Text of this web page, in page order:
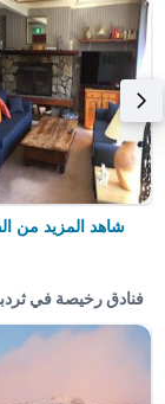
شاهد المزيد من
فنادق رخيصة في